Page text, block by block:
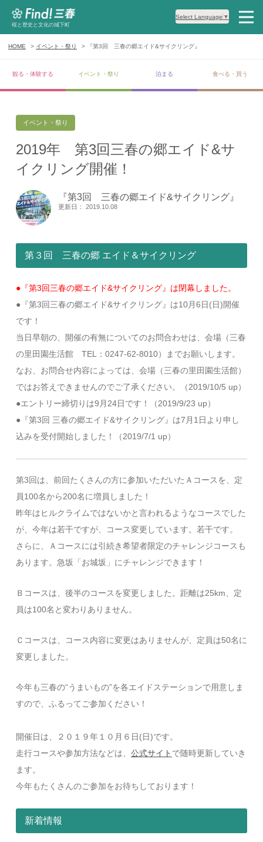
桜と歴史と文化の城下町
Select Language ▼
HOME イベント・祭り 『第3回 三春の郷エイド&サイクリング』
観る・体験する イベント・祭り 泊まる 食べる・買う
イベント・祭り
2019年 第3回三春の郷エイド&サ
イクリング開催！
『第3回 三春の郷エイド&サイクリング』
更新日： 2019.10.08
第３回 三春の郷 エイド＆サイクリング
●『第3回三春の郷エイド&サイクリング』は閉幕しました。
●『第3回三春の郷エイド&サイクリング』は10月6日(日)開催
です！
当日早朝の、開催の有無についてのお問合わせは、会場（三春
の里田園生活館 TEL：0247-62-8010）までお願いします。
なお、お問合せ内容によっては、会場（三春の里田園生活館）
ではお答えできませんのでご了承ください。（2019/10/5 up）
●エントリー締切りは9月24日です！（2019/9/23 up）
●『第3回 三春の郷エイド&サイクリング』は7月1日より申し
込みを受付開始しました！（2019/7/1 up）
第3回は、前回たくさんの方に参加いただいたＡコースを、定
員100名から200名に増員しました！
昨年はヒルクライムではないかと言われるようなコースでした
が、今年は若干ですが、コース変更しています。若干です。
さらに、Ａコースには引続き希望者限定のチャレンジコースも
あります。急坂「お城坂」にチャレンジできます！
Ｂコースは、後半のコースを変更しました。距離は25km、定
員は100名と変わりありません。
Ｃコースは、コース内容に変更はありませんが、定員は50名に
変更しました。
今年も三春の“うまいもの”を各エイドステーションで用意しま
すので、ふるってご参加ください！
開催日は、２０１９年１０月６日(日)です。
走行コースや参加方法などは、 公式サイト で随時更新していき
ます。
​​今年もたくさんのご参加をお待ちしております！
新着情報